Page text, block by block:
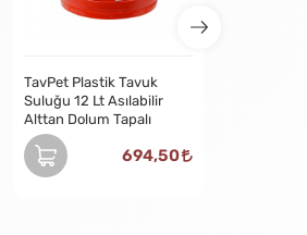
TavPet Plastik Tavuk
Suluğu 12 Lt Asılabilir
Alttan Dolum Tapalı
694,50